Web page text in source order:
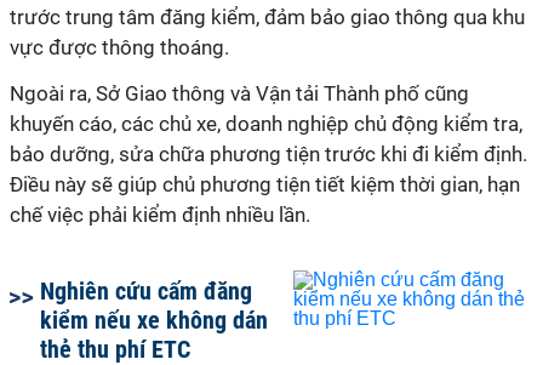
trước trung tâm đăng kiểm, đảm bảo giao thông qua khu
vực được thông thoáng.
Ngoài ra, Sở Giao thông và Vận tải Thành phố cũng
khuyến cáo, các chủ xe, doanh nghiệp chủ động kiểm tra,
bảo dưỡng, sửa chữa phương tiện trước khi đi kiểm định.
Điều này sẽ giúp chủ phương tiện tiết kiệm thời gian, hạn
chế việc phải kiểm định nhiều lần.
Nghiên cứu cấm đăng
kiểm nếu xe không dán
thẻ thu phí ETC